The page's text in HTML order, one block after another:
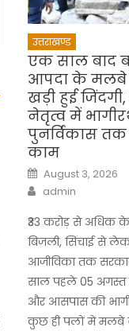
उत्तराखण्ड
एक साल बाद
आपदा के
खड़ी हुई
नेतृत्व में
पुनर्विकास
काम
Posted
on
August 3, 2026
Author
admin
₹33 करोड़ से अधिक
बिजली, सिंचाई से
आजीविका तक
साल पहले 05 अगस्त
और आसपास की
कुछ ही पलों में मलबे